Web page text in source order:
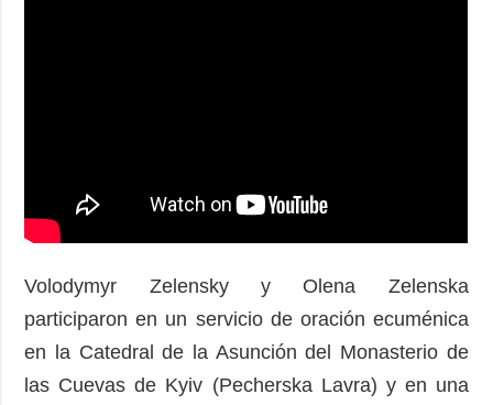
Volodymyr Zelensky y Olena Zelenska
participaron en un servicio de oración ecuménica
en la Catedral de la Asunción del Monasterio de
las Cuevas de Kyiv (Pecherska Lavra) y en una